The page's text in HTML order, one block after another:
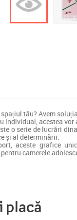
tău? Avem
individual, acestea
o serie de lucrări
și al determinării.
aceste grafice
camerele
placă